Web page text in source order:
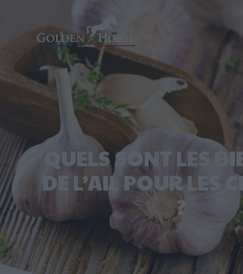
QUELS SONT LES
DE L’AIL POUR LES
?